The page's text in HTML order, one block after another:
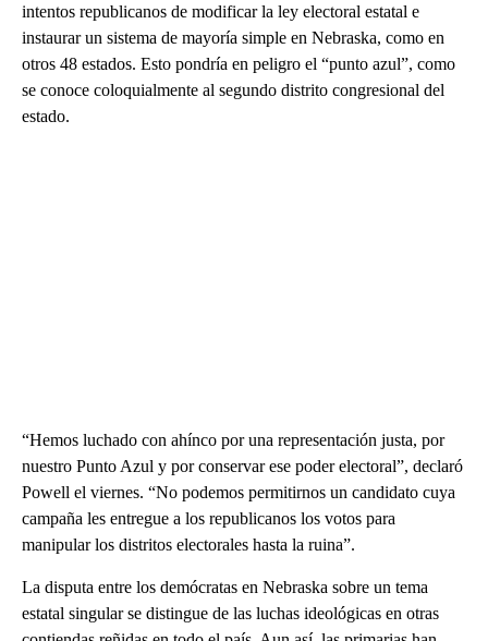
intentos republicanos de modificar la ley electoral estatal e
instaurar un sistema de mayoría simple en Nebraska, como en
otros 48 estados. Esto pondría en peligro el “punto azul”, como
se conoce coloquialmente al segundo distrito congresional del
estado.
“Hemos luchado con ahínco por una representación justa, por
nuestro Punto Azul y por conservar ese poder electoral”, declaró
Powell el viernes. “No podemos permitirnos un candidato cuya
campaña les entregue a los republicanos los votos para
manipular los distritos electorales hasta la ruina”.
La disputa entre los demócratas en Nebraska sobre un tema
estatal singular se distingue de las luchas ideológicas en otras